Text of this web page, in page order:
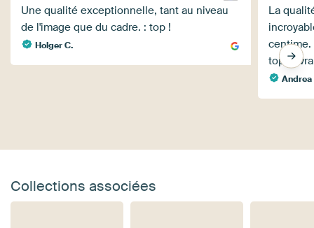
Une qualité exceptionnelle, tant au niveau
de l'image que du cadre. : top !
Holger C.
La
centime.
top.
Andrea
Collections associées